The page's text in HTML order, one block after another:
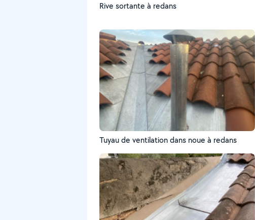
Rive sortante à redans
Tuyau de ventilation dans noue à redans